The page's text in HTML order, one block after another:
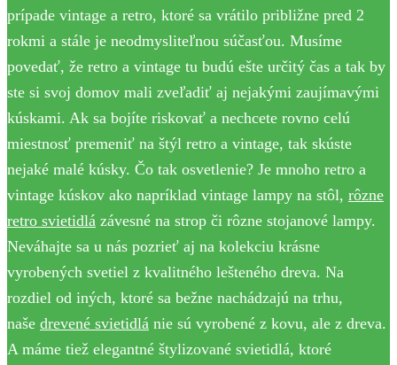
prípade vintage a retro, ktoré sa vrátilo približne pred 2
rokmi a stále je neodmysliteľnou súčasťou. Musíme
povedať, že retro a vintage tu budú ešte určitý čas a tak by
ste si svoj domov mali zveľadiť aj nejakými zaujímavými
kúskami. Ak sa bojíte riskovať a nechcete rovno celú
miestnosť premeniť na štýl retro a vintage, tak skúste
nejaké malé kúsky. Čo tak osvetlenie? Je mnoho retro a
vintage kúskov ako napríklad vintage lampy na stôl, rôzne
retro svietidlá závesné na strop či rôzne stojanové lampy.
Neváhajte sa u nás pozrieť aj na kolekciu krásne
vyrobených svetiel z kvalitného lešteného dreva. Na
rozdiel od iných, ktoré sa bežne nachádzajú na trhu,
naše drevené svietidlá nie sú vyrobené z kovu, ale z dreva.
A máme tiež elegantné štylizované svietidlá, ktoré